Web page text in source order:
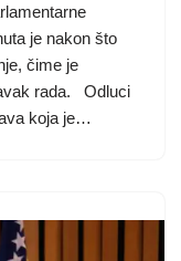
je nakon što
čime je
rada. Odluci
koja je…